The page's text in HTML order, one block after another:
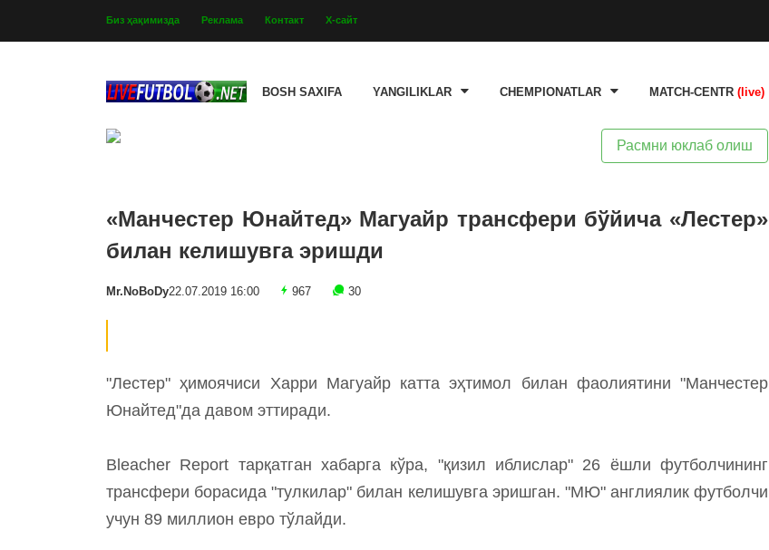
Биз ҳақимизда Реклама Контакт Х-сайт
BOSH SAXIFA YANGILIKLAR CHEMPIONATLAR MATCH-CENTR (live)
Расмни юклаб олиш
«Манчестер Юнайтед» Магуайр трансфери бўйича «Лестер»
билан келишувга эришди
Mr.NoBoDy22.07.2019 16:00 967 30
"Лестер" ҳимоячиси Харри Магуайр катта эҳтимол билан фаолиятини "Манчестер
Юнайтед"да давом эттиради.
Bleacher Report тарқатган хабарга кўра, "қизил иблислар" 26 ёшли футболчининг
трансфери борасида "тулкилар" билан келишувга эришган. "МЮ" англиялик футболчи
учун 89 миллион евро тўлайди.